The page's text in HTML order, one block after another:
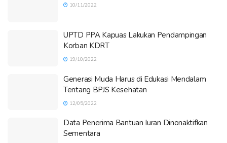
10/11/2022
UPTD PPA Kapuas Lakukan Pendampingan
Korban KDRT
19/10/2022
Generasi Muda Harus di Edukasi Mendalam
Tentang BPJS Kesehatan
12/05/2022
Data Penerima Bantuan Iuran Dinonaktifkan
Sementara